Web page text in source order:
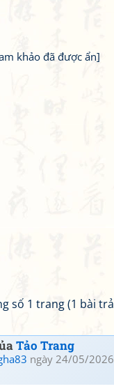
khảo đã được ẩn]
số 1 trang (1 bài
Tảo Trang
ngày 24/05/